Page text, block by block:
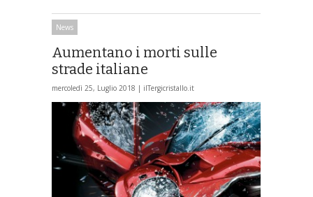
News
Aumentano i morti sulle
strade italiane
mercoledì 25, Luglio 2018 | ilTergicristallo.it